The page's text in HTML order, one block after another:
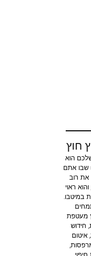
חוץ
הוא
שבו אתם
את רוב
ראוי
במיטבו.
מעטפת
חידוש
איטום